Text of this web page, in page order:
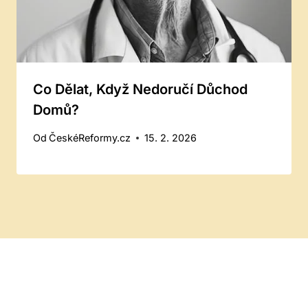
Co Dělat, Když Nedoručí Důchod
Domů?
Od ČeskéReformy.cz 15. 2. 2026